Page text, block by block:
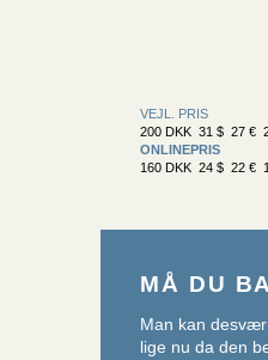
VEJL. PRIS
200 DKK 31 $ 27 €
ONLINEPRIS
160 DKK 24 $ 22 €
MÅ DU
Man kan
lige nu da den